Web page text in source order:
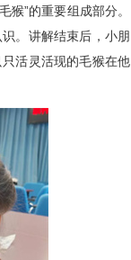
”的重要组成部分。
。讲解结束后，小朋
活灵活现的毛猴在他